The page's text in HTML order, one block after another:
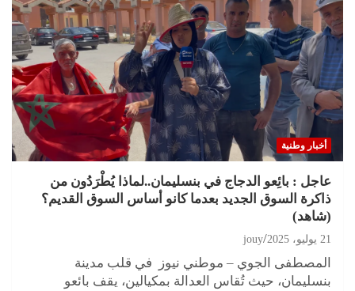
أخبار وطنية
عاجل : بائِعو الدجاج في بنسليمان..لماذا يُطْرَدُون من
ذاكرة السوق الجديد بعدما كانو أساس السوق القديم؟
(شاهد)
21 يوليو، 2025 jouy
المصطفى الجوي – موطني نيوز في قلب مدينة
بنسليمان، حيث تُقاس العدالة بمكيالين، يقف بائعو